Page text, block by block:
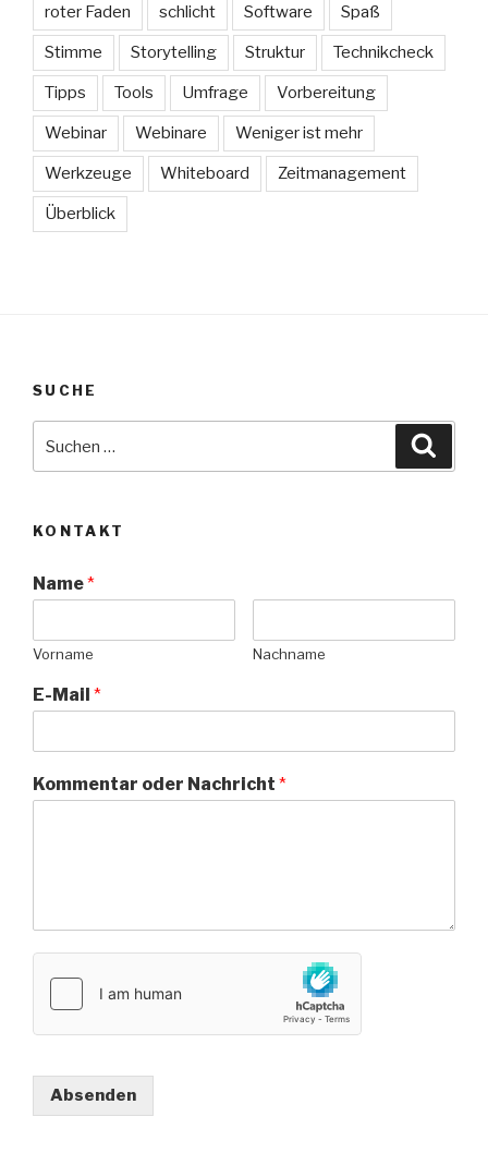
roter Faden schlicht Software Spaß
Stimme Storytelling Struktur Technikcheck
Tipps Tools Umfrage Vorbereitung
Webinar Webinare Weniger ist mehr
Werkzeuge Whiteboard Zeitmanagement
Überblick
SUCHE
nach:
KONTAKT
Name*
Vorname Nachname
E-Mail *
Kommentar oder Nachricht *
Absenden